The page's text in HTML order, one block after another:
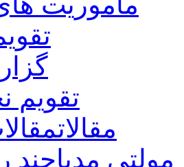
تقویم
مقالات
مولتی مدیاچند